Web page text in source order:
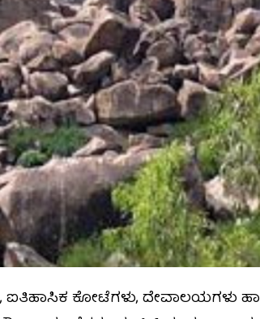
ಐತಿಹಾಸಿಕ ಕೋಟೆಗಳು, ದೇವಾಲಯಗಳು